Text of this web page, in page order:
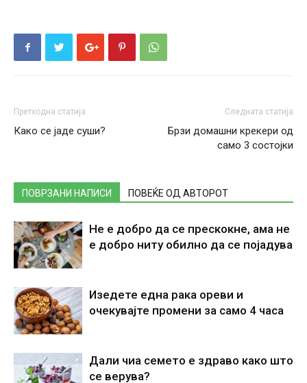
Претходна статија
Како се јаде суши?
Следната статија
Брзи домашни крекери од
само 3 состојки
ПОВРЗАНИ НАПИСИ ПОВЕЌЕ ОД АВТОРОТ
Не е добро да се прескокне, ама не
е добро ниту обилно да се појадува
Изедете една рака ореви и
очекувајте промени за само 4 часа
Дали чиа семето е здраво како што
се верува?